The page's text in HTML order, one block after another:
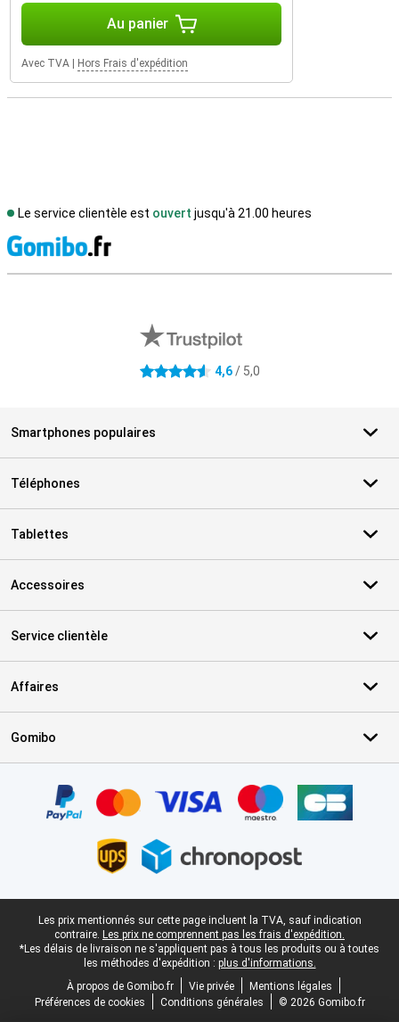
Au panier
Avec TVA Hors Frais d'expédition
Le service clientèle est ouvert jusqu'à 21.00 heures
4.6 étoiles 4,6/ 5,0
Smartphones populaires
Téléphones
Tablettes
Accessoires
Service clientèle
Affaires
Gomibo
Pied-de-page légal
Les prix mentionnés sur cette page incluent la TVA, sauf indication
contraire. Les prix ne comprennent pas les frais d'expédition.
*Les délais de livraison ne s'appliquent pas à tous les produits ou à toutes
les méthodes d'expédition : plus d'informations.
À propos de Gomibo.fr
Vie privée
Mentions légales
Préférences de cookies
Conditions générales © 2026 Gomibo.fr